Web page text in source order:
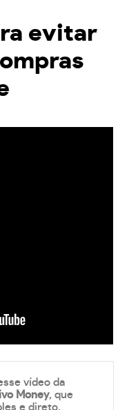
evitar
vídeo da
Money, que
e direto.